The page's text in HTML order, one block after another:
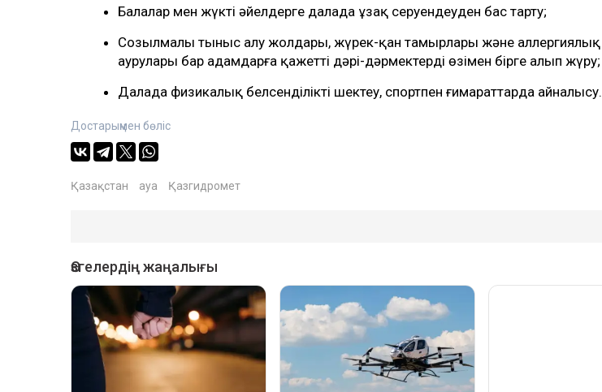
Балалар мен жүкті әйелдерге далада ұзақ серуендеуден бас тарту;
Созылмалы тыныс алу жолдары, жүрек-қан тамырлары және аллергиялық
аурулары бар адамдарға қажетті дәрі-дәрмектерді өзімен бірге алып жүру;
Далада физикалық белсенділікті шектеу, спортпен ғимараттарда айналысу.
Достарыңмен бөліс
Қазақстан ауа Қазгидромет